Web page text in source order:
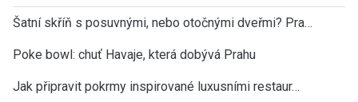
Šatní skříň s posuvnými, nebo otočnými dveřmi? Pra…
Poke bowl: chuť Havaje, která dobývá Prahu
Jak připravit pokrmy inspirované luxusními restaur…